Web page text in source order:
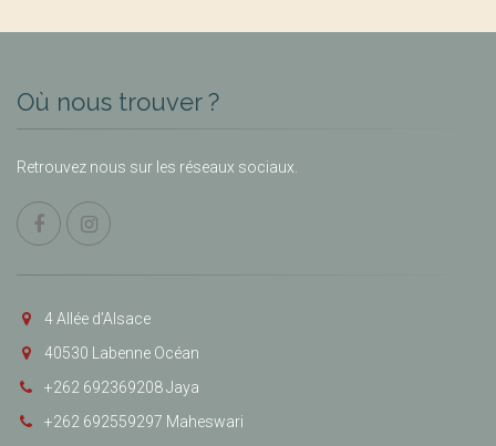
Où nous trouver ?
Retrouvez nous sur les réseaux sociaux.
4 Allée d’Alsace
40530 Labenne Océan
+262 692369208 Jaya
+262 692559297 Maheswari